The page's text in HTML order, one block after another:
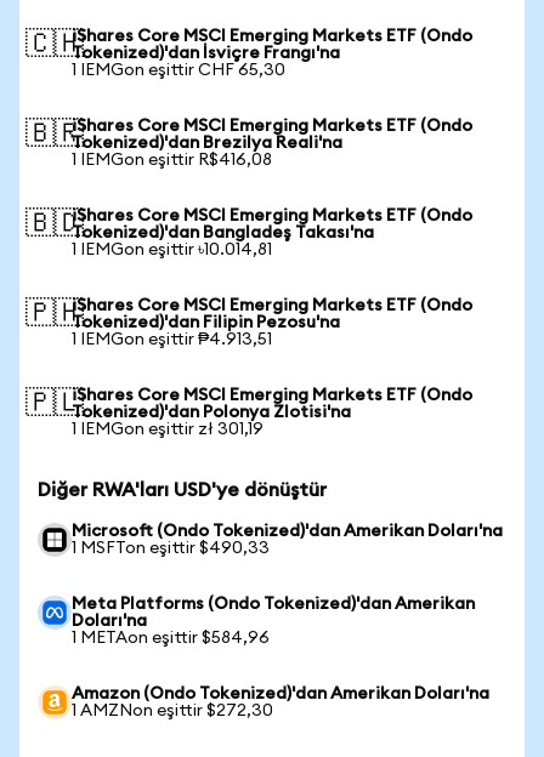
🇨🇭iShares Core MSCI Emerging Markets ETF (Ondo
Tokenized)'dan İsviçre Frangı'na
1 IEMGon eşittir CHF 65,30
🇧🇷iShares Core MSCI Emerging Markets ETF (Ondo
Tokenized)'dan Brezilya Reali'na
1 IEMGon eşittir R$416,08
🇧🇩iShares Core MSCI Emerging Markets ETF (Ondo
Tokenized)'dan Bangladeş Takası'na
1 IEMGon eşittir ৳10.014,81
🇵🇭iShares Core MSCI Emerging Markets ETF (Ondo
Tokenized)'dan Filipin Pezosu'na
1 IEMGon eşittir ₱4.913,51
🇵🇱iShares Core MSCI Emerging Markets ETF (Ondo
Tokenized)'dan Polonya Zlotisi'na
1 IEMGon eşittir zł 301,19
Diğer RWA'ları USD'ye dönüştür
Microsoft (Ondo Tokenized)'dan Amerikan Doları'na
1 MSFTon eşittir $490,33
Meta Platforms (Ondo Tokenized)'dan Amerikan
Doları'na
1 METAon eşittir $584,96
Amazon (Ondo Tokenized)'dan Amerikan Doları'na
1 AMZNon eşittir $272,30